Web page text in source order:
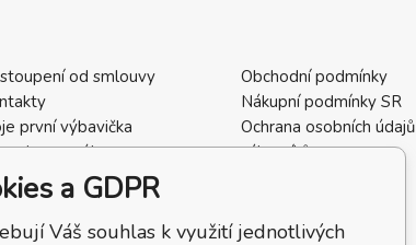
od smlouvy
první výbavička
dopravného
zboží / Reklamace
Obchodní podmínky
Nákupní podmínky SR
Ochrana osobních údajů
zákazníků
a GDPR
Váš souhlas k využití jednotlivých